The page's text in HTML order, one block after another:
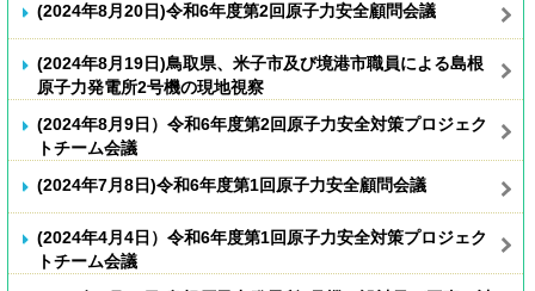
(2024年8月20日)令和6年度第2回原子力安全顧問会議
(2024年8月19日)鳥取県、米子市及び境港市職員による島根
原子力発電所2号機の現地視察
(2024年8月9日）令和6年度第2回原子力安全対策プロジェク
トチーム会議
(2024年7月8日)令和6年度第1回原子力安全顧問会議
(2024年4月4日）令和6年度第1回原子力安全対策プロジェク
トチーム会議